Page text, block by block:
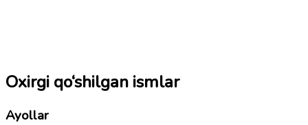
Oxirgi qo‘shilgan ismlar
Ayollar